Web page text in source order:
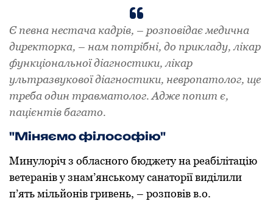
Є певна нестача кадрів, – розповідає медична
директорка, – нам потрібні, до прикладу, лікар
функціональної діагностики, лікар
ультразвукової діагностики, невропатолог, ще
треба один травматолог. Адже попит є,
пацієнтів багато.
"Міняємо філософію"
Минулоріч з обласного бюджету на реабілітацію
ветеранів у знам’янському санаторії виділили
п’ять мільйонів гривень, – розповів в.о.